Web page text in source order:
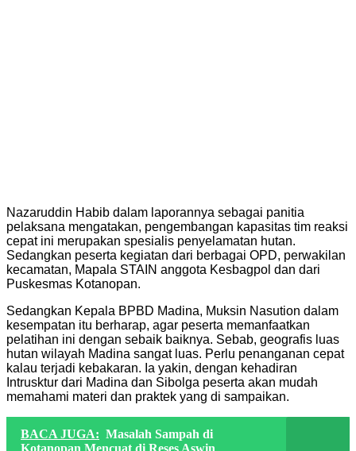
Nazaruddin Habib dalam laporannya sebagai panitia
pelaksana mengatakan, pengembangan kapasitas tim reaksi
cepat ini merupakan spesialis penyelamatan hutan.
Sedangkan peserta kegiatan dari berbagai OPD, perwakilan
kecamatan, Mapala STAIN anggota Kesbagpol dan dari
Puskesmas Kotanopan.
Sedangkan Kepala BPBD Madina, Muksin Nasution dalam
kesempatan itu berharap, agar peserta memanfaatkan
pelatihan ini dengan sebaik baiknya. Sebab, geografis luas
hutan wilayah Madina sangat luas. Perlu penanganan cepat
kalau terjadi kebakaran. Ia yakin, dengan kehadiran
Intrusktur dari Madina dan Sibolga peserta akan mudah
memahami materi dan praktek yang di sampaikan.
BACA JUGA: Masalah Sampah di
Kotanopan Mencuat di Reses Aswin